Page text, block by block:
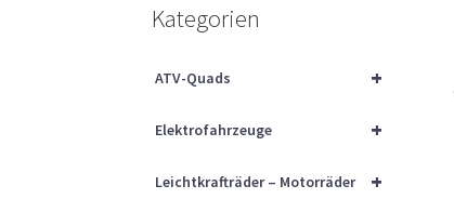
Kategorien
+
ATV-Quads
+
Elektrofahrzeuge
+
Leichtkrafträder – Motorräder